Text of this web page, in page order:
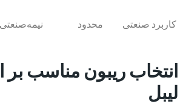
کاربرد صنعتی محدود نیمه‌صنعتی
انتخاب ریبون مناسب
لیبل